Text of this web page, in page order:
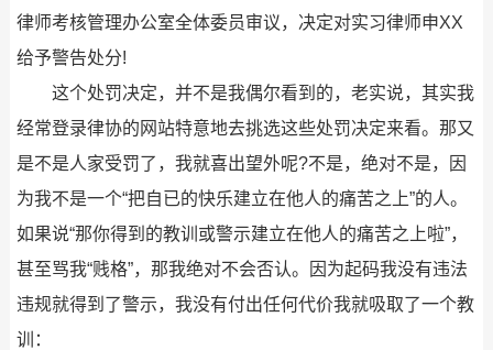
律师考核管理办公室全体委员审议，决定对实习律师申XX
给予警告处分!
这个处罚决定，并不是我偶尔看到的，老实说，其实我
经常登录律协的网站特意地去挑选这些处罚决定来看。那又
是不是人家受罚了，我就喜出望外呢?不是，绝对不是，因
为我不是一个“把自已的快乐建立在他人的痛苦之上”的人。
如果说“那你得到的教训或警示建立在他人的痛苦之上啦”，
甚至骂我“贱格”，那我绝对不会否认。因为起码我没有违法
违规就得到了警示，我没有付出任何代价我就吸取了一个教
训：